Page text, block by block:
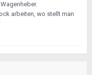
arbeiten, wo stellt man